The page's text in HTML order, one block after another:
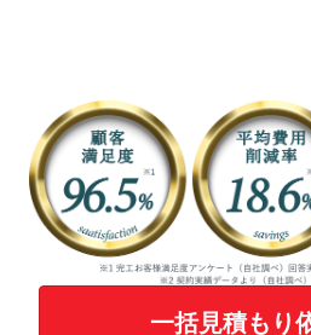
一括見積もり